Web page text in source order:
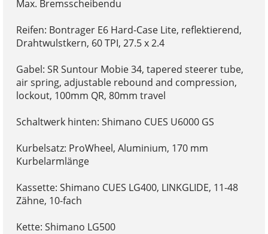
Max. Bremsscheibendu
Reifen: Bontrager E6 Hard-Case Lite, reflektierend,
Drahtwulstkern, 60 TPI, 27.5 x 2.4
Gabel: SR Suntour Mobie 34, tapered steerer tube,
air spring, adjustable rebound and compression,
lockout, 100mm QR, 80mm travel
Schaltwerk hinten: Shimano CUES U6000 GS
Kurbelsatz: ProWheel, Aluminium, 170 mm
Kurbelarmlänge
Kassette: Shimano CUES LG400, LINKGLIDE, 11-48
Zähne, 10-fach
Kette: Shimano LG500